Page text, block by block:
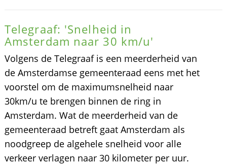
Telegraaf: 'Snelheid in
Amsterdam naar 30 km/u'
Volgens de Telegraaf is een meerderheid van
de Amsterdamse gemeenteraad eens met het
voorstel om de maximumsnelheid naar
30km/u te brengen binnen de ring in
Amsterdam. Wat de meerderheid van de
gemeenteraad betreft gaat Amsterdam als
noodgreep de algehele snelheid voor alle
verkeer verlagen naar 30 kilometer per uur.